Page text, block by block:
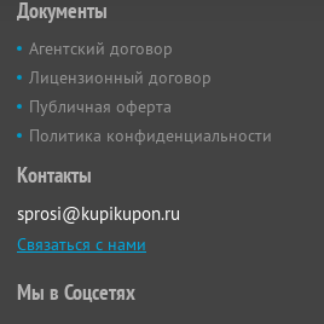
Документы
Агентский договор
Лицензионный договор
Публичная оферта
Политика конфиденциальности
Контакты
sprosi@kupikupon.ru
Связаться с нами
Мы в Соцсетях